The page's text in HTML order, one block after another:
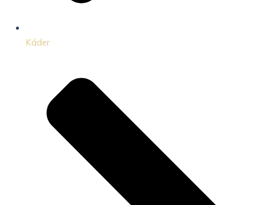
Káder